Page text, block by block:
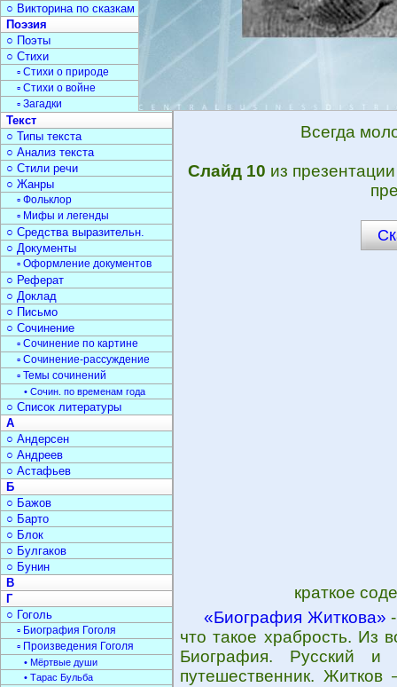
Всегда
Слайд 10 из
краткое
«Биография Житкова»
что такое храбрость. Из
Биография. Русский и
путешественник.
○ Викторина по сказкам
Поэзия
○ Поэты
○ Стихи
▫ Стихи о природе
▫ Стихи о войне
▫ Загадки
Текст
○ Типы текста
○ Анализ текста
○ Стили речи
○ Жанры
▫ Фольклор
▫ Мифы и легенды
○ Средства выразительн.
○ Документы
▫ Оформление документов
○ Реферат
○ Доклад
○ Письмо
○ Сочинение
▫ Сочинение по картине
▫ Сочинение-рассуждение
▫ Темы сочинений
• Сочин. по временам года
○ Список литературы
А
○ Андерсен
○ Андреев
○ Астафьев
Б
○ Бажов
○ Барто
○ Блок
○ Булгаков
○ Бунин
В
Г
○ Гоголь
▫ Биография Гоголя
▫ Произведения Гоголя
• Мёртвые души
• Тарас Бульба